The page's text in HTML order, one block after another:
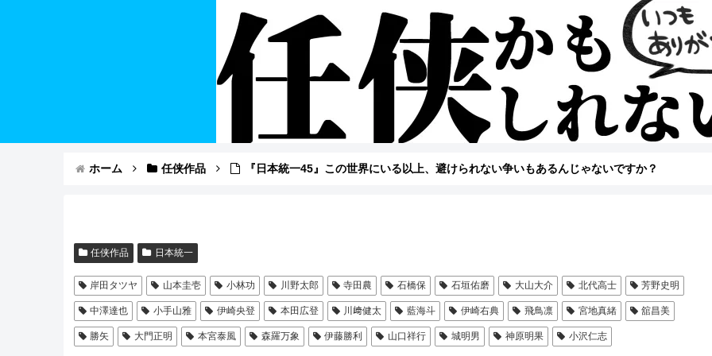
ホーム 任侠作品 『日本統一45』この世界にいる以上、避けられない争いもあるんじゃないですか？
任侠作品 日本統一
岸田タツヤ 山本圭壱 小林功 川野太郎 寺田農 石橋保 石垣佑磨 大山大介 北代高士 芳野史明
中澤達也 小手山雅 伊崎央登 本田広登 川﨑健太 藍海斗 伊崎右典 飛鳥凛 宮地真緒 舘昌美
勝矢 大門正明 本宮泰風 森羅万象 伊藤勝利 山口祥行 城明男 神原明果 小沢仁志